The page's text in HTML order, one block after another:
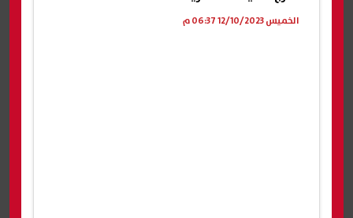
الخميس 12/10/2023 06:37 م